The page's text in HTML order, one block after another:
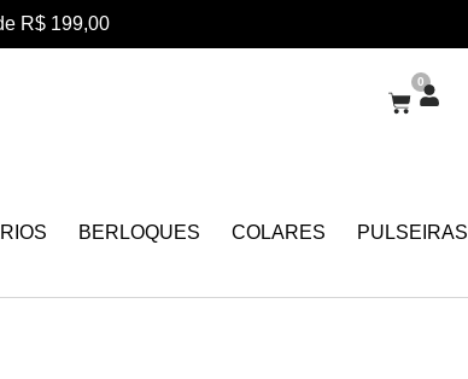
R$ 199,00
0
BERLOQUES COLARES PULSEIRAS